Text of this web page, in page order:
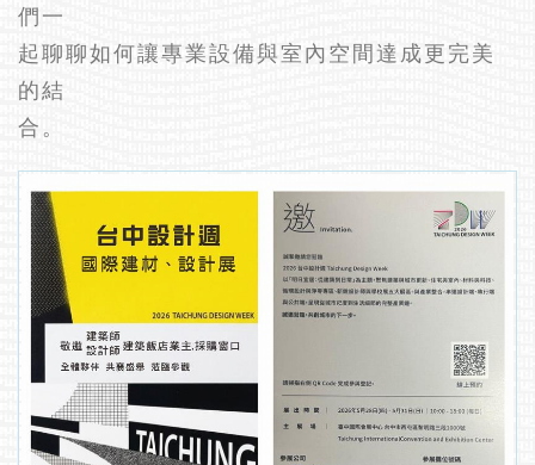
們一
起聊聊如何讓專業設備與室內空間達成更完美
的結